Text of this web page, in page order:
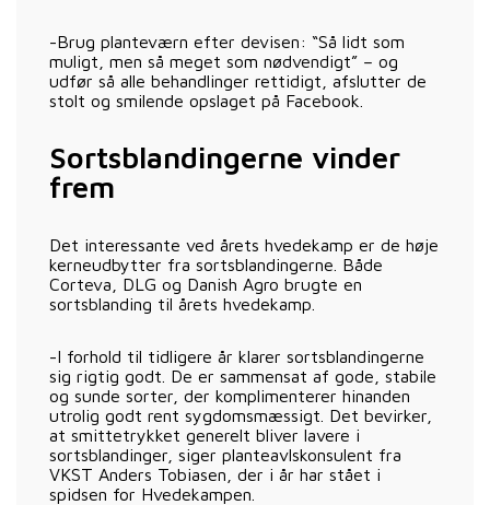
-Brug planteværn efter devisen: “Så lidt som
muligt, men så meget som nødvendigt” – og
udfør så alle behandlinger rettidigt, afslutter de
stolt og smilende opslaget på Facebook.
Sortsblandingerne vinder
frem
Det interessante ved årets hvedekamp er de høje
kerneudbytter fra sortsblandingerne. Både
Corteva, DLG og Danish Agro brugte en
sortsblanding til årets hvedekamp.
-I forhold til tidligere år klarer sortsblandingerne
sig rigtig godt. De er sammensat af gode, stabile
og sunde sorter, der komplimenterer hinanden
utrolig godt rent sygdomsmæssigt. Det bevirker,
at smittetrykket generelt bliver lavere i
sortsblandinger, siger planteavlskonsulent fra
VKST Anders Tobiasen, der i år har stået i
spidsen for Hvedekampen.